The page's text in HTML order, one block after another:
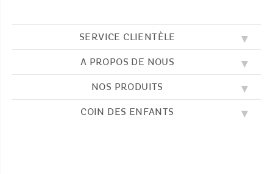
SERVICE CLIENTÈLE
QUESTIONS FRÉQUENTES (FAQ)
CONTACTEZ-NOUS
CGV
A PROPOS DE NOUS
NOS VALEURS
NOTRE HISTOIRE
NOS PRODUITS
BRODERIE
COIN DES ENFANTS